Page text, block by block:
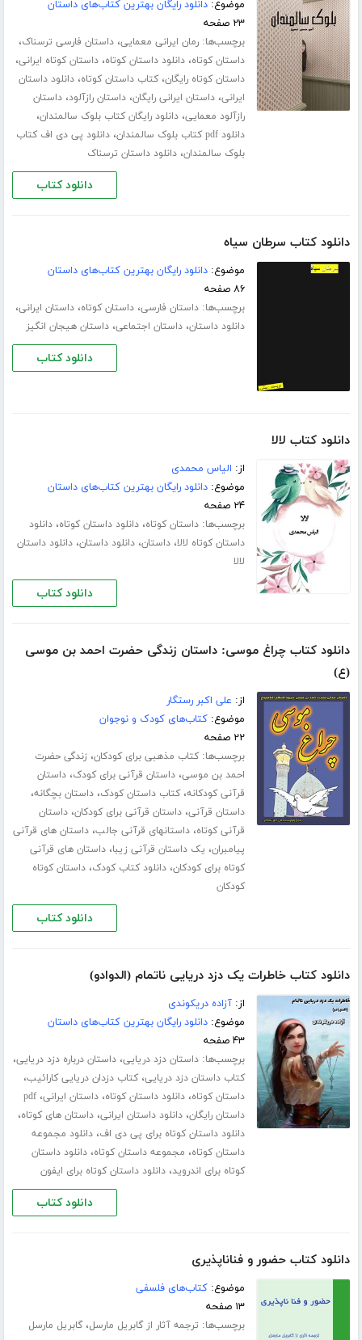
موضوع:دانلود رایگان بهترین کتاب‌های داستان
۲۳ صفحه
برچسب‌ها:رمان ایرانی معمایی،داستان فارسی ترسناک،
داستان کوتاه،دانلود داستان کوتاه،داستان کوتاه ایرانی،
داستان کوتاه رایگان،کتاب داستان کوتاه،دانلود داستان
ایرانی،داستان ایرانی رایگان،داستان رازآلود،داستان
رازآلود معمایی،دانلود رایگان کتاب بلوک سالمندان،
دانلود pdf کتاب بلوک سالمندان ،دانلود پی دی اف کتاب
بلوک سالمندان،دانلود داستان ترسناک
دانلود کتاب
دانلود کتاب سرطان سیاه
موضوع:دانلود رایگان بهترین کتاب‌های داستان
۸۶ صفحه
برچسب‌ها:داستان فارسی،داستان کوتاه،داستان ایرانی،
دانلود داستان،داستان اجتماعی،داستان هیجان انگیز
دانلود کتاب
دانلود کتاب لالا
از: الیاس محمدی
موضوع:دانلود رایگان بهترین کتاب‌های داستان
۲۴ صفحه
برچسب‌ها:داستان کوتاه،دانلود داستان کوتاه،دانلود
داستان کوتاه لالا،داستان،دانلود داستان،دانلود داستان
لالا
دانلود کتاب
دانلود کتاب چراغ موسی: داستان زندگی حضرت احمد بن موسی
(ع)
از: علی اکبر رستگار
موضوع:کتاب‌های کودک و نوجوان
۲۲ صفحه
برچسب‌ها:کتاب مذهبی برای کودکان، زندگی حضرت
احمد بن موسی،داستان قرآنی برای کودک،داستان
قرآنی کودکانه،کتاب داستان کودک،داستان بچگانه،
داستان قرآنی،داستان قرآنی برای کودکان،داستان
قرآنی کوتاه،داستانهای قرآنی جالب،داستان های قرآنی
پیامبران، یک داستان قرآنی زیبا،داستان های قرآنی
کوتاه برای کودکان،دانلود کتاب کودک،داستان کوتاه
کودکان
دانلود کتاب
دانلود کتاب خاطرات یک دزد دریایی ناتمام (الدوادو)
از:آزاده دریکوندی
موضوع:دانلود رایگان بهترین کتاب‌های داستان
۴۳ صفحه
برچسب‌ها:داستان دزد دریایی،داستان درباره دزد دریایی،
کتاب داستان دزد دریایی،کتاب دزدان دریایی کارائیب،
داستان کوتاه،دانلود داستان کوتاه،داستان ایرانی،pdf
داستان رایگان،دانلود داستان ایرانی،داستان های کوتاه،
دانلود داستان کوتاه برای پی دی اف،دانلود مجموعه
داستان کوتاه، مجموعه داستان کوتاه،دانلود داستان
کوتاه برای اندروید،دانلود داستان کوتاه برای ایفون
دانلود کتاب
دانلود کتاب ﺣﻀﻮﺭ ﻭ ﻓﻨﺎﻧﺎﭘﺬﯾﺮﯼ
موضوع:کتاب‌های فلسفی
۱۳ صفحه
برچسب‌ها: ترجمه آثار از گابریل مارسل،گابریل مارسل